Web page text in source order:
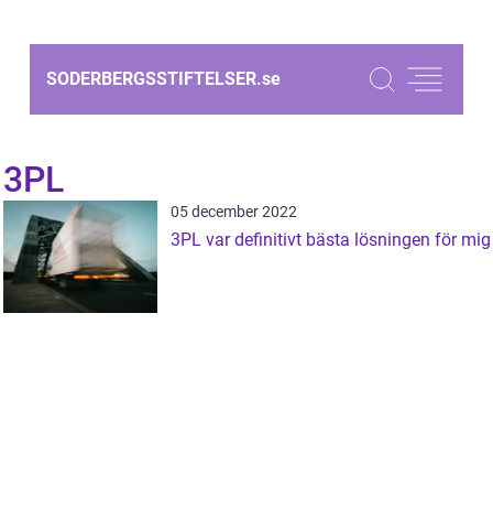
SODERBERGSSTIFTELSER.se
3PL
05 december 2022
3PL var definitivt bästa lösningen för mig